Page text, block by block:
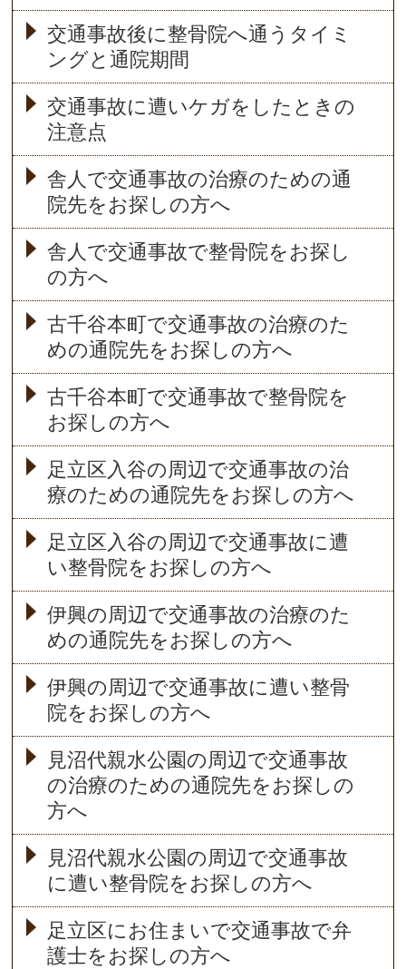
交通事故後に整骨院へ通うタイミ
ングと通院期間
交通事故に遭いケガをしたときの
注意点
舎人で交通事故の治療のための通
院先をお探しの方へ
舎人で交通事故で整骨院をお探し
の方へ
古千谷本町で交通事故の治療のた
めの通院先をお探しの方へ
古千谷本町で交通事故で整骨院を
お探しの方へ
足立区入谷の周辺で交通事故の治
療のための通院先をお探しの方へ
足立区入谷の周辺で交通事故に遭
い整骨院をお探しの方へ
伊興の周辺で交通事故の治療のた
めの通院先をお探しの方へ
伊興の周辺で交通事故に遭い整骨
院をお探しの方へ
見沼代親水公園の周辺で交通事故
の治療のための通院先をお探しの
方へ
見沼代親水公園の周辺で交通事故
に遭い整骨院をお探しの方へ
足立区にお住まいで交通事故で弁
護士をお探しの方へ